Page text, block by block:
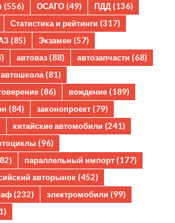
(556) ОСАГО (49) ПДД (136)
Статистика и рейтинги (317)
(85) Экзамен (57)
автоваз (88) автозапчасти (68)
автошкола (81)
(86) вождение (189)
(84) законопроект (79)
китайские автомобили (241)
(96)
параллельный импорт (177)
авторынок (452)
(232) электромобили (99)